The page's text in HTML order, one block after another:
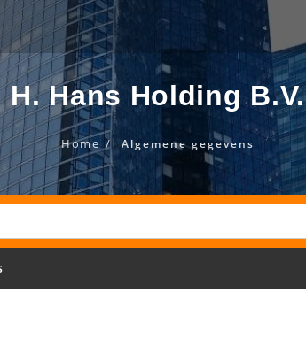
H. Hans Holding B.V.
Home Algemene gegevens